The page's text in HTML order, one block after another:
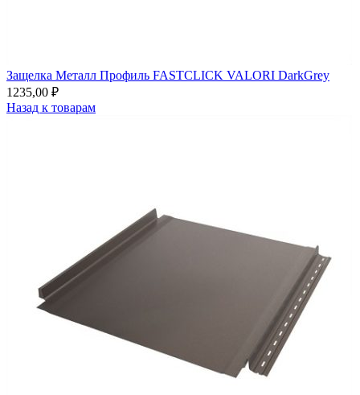
Защелка Металл Профиль FASTCLICK VALORI DarkGrey
1235,00 ₽
Назад к товарам